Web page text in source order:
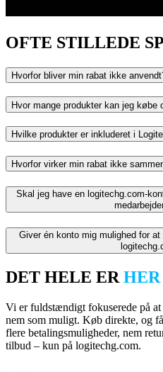
OFTE STILLEDE
Hvorfor bliver min rabat ikke
Hvor mange produkter kan jeg købe
Hvilke produkter er inkluderet i
Hvorfor virker min rabat ikke
Skal jeg have en logitechg.com-
Giver én konto mig mulighed for
DET HELE ER HER
Vi er fuldstændigt fokuserede på
nem som muligt. Køb direkte, og
flere betalingsmuligheder, nem
tilbud – kun på logitechg.com.